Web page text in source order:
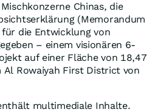
Chinas, die
(Memorandum
die Entwicklung von
– einem visionären 6-
auf einer Fläche von 18,47
Rowaiyah First District von
multimediale Inhalte.